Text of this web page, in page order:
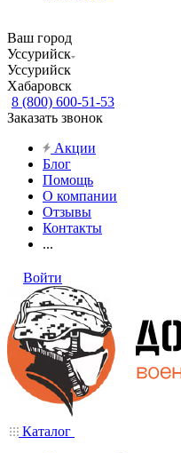
Ваш город
Уссурийск
Уссурийск
Хабаровск
8 (800) 600-51-53
Заказать звонок
Акции
Блог
Помощь
О компании
Отзывы
Контакты
...
Войти
Каталог